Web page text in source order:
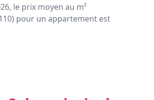
le prix moyen au m²
pour un appartement est